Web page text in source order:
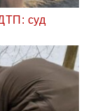
суд